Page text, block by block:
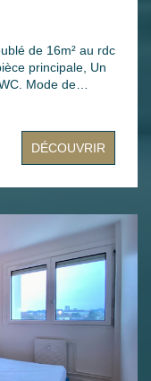
de 16m² au rdc
de
et 880.00€
indexés :
€
états des
bien est exposé
DÉCOUVRIR